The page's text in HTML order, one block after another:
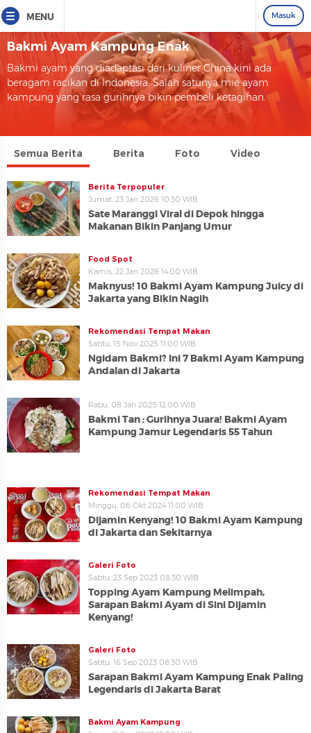
MENU Masuk
Bakmi Ayam Kampung Enak
Bakmi ayam yang diadaptasi dari kuliner China kini ada
beragam racikan di Indonesia. Salah satunya mie ayam
kampung yang rasa gurihnya bikin pembeli ketagihan.
Semua Berita Berita Foto Video
Berita Terpopuler
Jumat, 23 Jan 2026 10:30 WIB
Sate Maranggi Viral di Depok hingga
Makanan Bikin Panjang Umur
Food Spot
Kamis, 22 Jan 2026 14:00 WIB
Maknyus! 10 Bakmi Ayam Kampung Juicy di
Jakarta yang Bikin Nagih
Rekomendasi Tempat Makan
Sabtu, 15 Nov 2025 11:00 WIB
Ngidam Bakmi? Ini 7 Bakmi Ayam Kampung
Andalan di Jakarta
Rabu, 08 Jan 2025 12:00 WIB
Bakmi Tan : Gurihnya Juara! Bakmi Ayam
Kampung Jamur Legendaris 55 Tahun
Rekomendasi Tempat Makan
Minggu, 06 Okt 2024 11:00 WIB
Dijamin Kenyang! 10 Bakmi Ayam Kampung
di Jakarta dan Sekitarnya
Galeri Foto
Sabtu, 23 Sep 2023 08:30 WIB
Topping Ayam Kampung Melimpah,
Sarapan Bakmi Ayam di Sini Dijamin
Kenyang!
Galeri Foto
Sabtu, 16 Sep 2023 08:30 WIB
Sarapan Bakmi Ayam Kampung Enak Paling
Legendaris di Jakarta Barat
Bakmi Ayam Kampung